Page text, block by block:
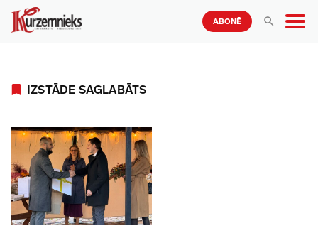
ABONĒ
IZSTĀDE SAGLABĀTS